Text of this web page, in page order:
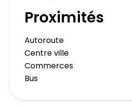
Proximités
Autoroute
Centre ville
Commerces
Bus